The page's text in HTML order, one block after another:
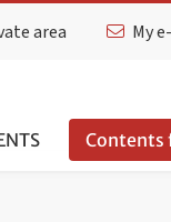
area My
Contents